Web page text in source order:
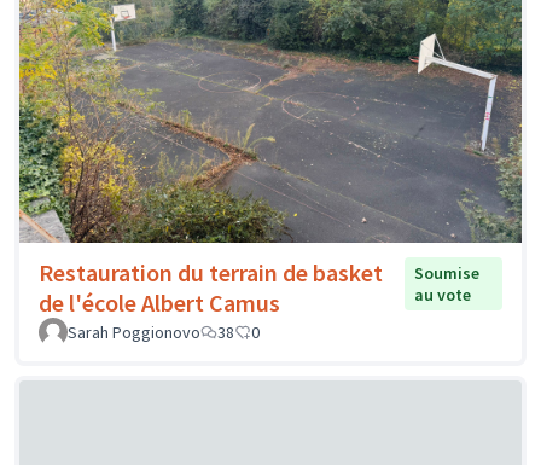
Restauration du terrain de basket
de l'école Albert Camus
Soumise
au vote
Sarah Poggionovo
38 0